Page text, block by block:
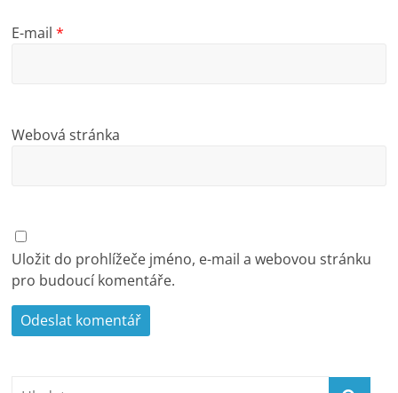
E-mail*
Webová stránka
Uložit do prohlížeče jméno, e-mail a webovou stránku
pro budoucí komentáře.